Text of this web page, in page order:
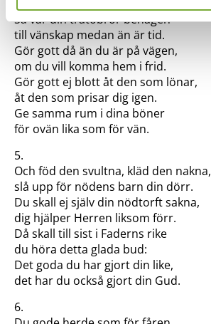
Så var din trätobror benägen
till vänskap medan än är tid.
Gör gott då än du är på vägen,
om du vill komma hem i frid.
Gör gott ej blott åt den som lönar,
åt den som prisar dig igen.
Ge samma rum i dina böner
för ovän lika som för vän.
5.
Och föd den svultna, kläd den nakna,
slå upp för nödens barn din dörr.
Du skall ej själv din nödtorft sakna,
dig hjälper Herren liksom förr.
Då skall till sist i Faderns rike
du höra detta glada bud:
Det goda du har gjort din like,
det har du också gjort din Gud.
6.